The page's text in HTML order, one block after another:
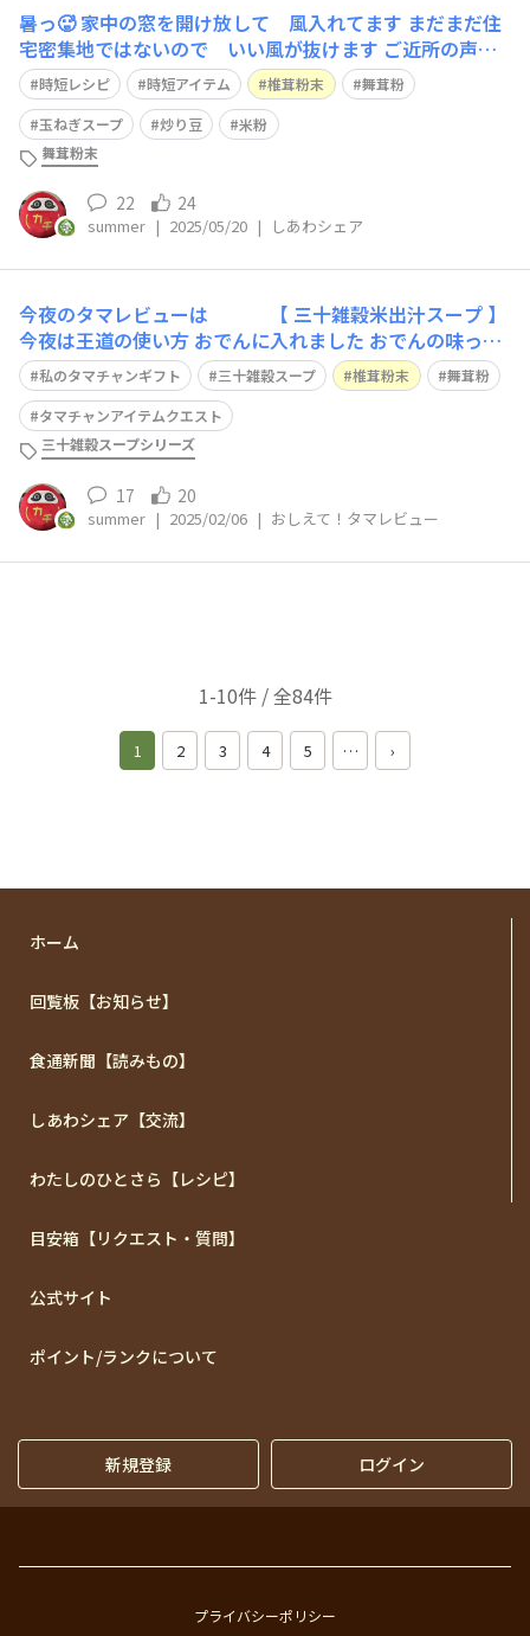
暑っ🥵 家中の窓を開け放して 風入れてます まだまだ住
宅密集地ではないので いい風が抜けます ご近所の声が
出て聞こえるのも 私はわりと好きなんですね😆 今日
は 朝から大忙し💦 電車の人身事故にたたられた一日で
した 朝早くに 我が家の最寄り駅で 人身事故 全員 順
時短レシピ 時短アイテム 椎茸粉末
舞茸粉
玉ねぎスープ
炒り豆
米粉
舞茸粉末
22 24
summer | 2025/05/20 | しあわシェア
今夜のタマレビューは 【 三十雑穀米出汁スープ 】
今夜は王道の使い方 おでんに入れました おでんの味っ
て 地域やご家庭で全然ちがいますよね 我が家はとにか
く出汁 いつも昆布に舞茸粉末、椎茸粉末、鰹節、そこに
三十雑穀米出汁スープも入れて出汁を作ります 朝からコ
トコト煮込み 一旦冷まして味
私のタマチャンギフト 三十雑穀スープ 椎茸粉末
舞茸粉
タマチャンアイテムクエスト
三十雑穀スープシリーズ
17 20
summer | 2025/02/06 | おしえて！タマレビュー
1-10件 / 全84件
1 2 3 4 5 … ›
ホーム
回覧板【お知らせ】
食通新聞【読みもの】
しあわシェア【交流】
わたしのひとさら【レシピ】
目安箱【リクエスト・質問】
公式サイト
ポイント/ランクについて
新規登録 ログイン
プライバシーポリシー